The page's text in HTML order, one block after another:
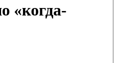
«когда-